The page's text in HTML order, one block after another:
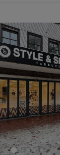
der passende
Bei Soft
in Hamburg
du brauchst, ist